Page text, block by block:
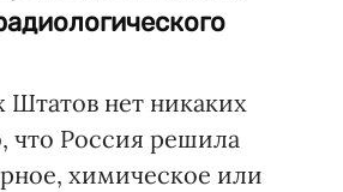
нет никаких
что Россия решила
химическое или